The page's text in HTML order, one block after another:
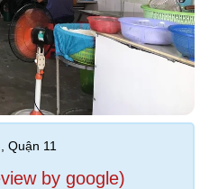
Quận 11
by google)